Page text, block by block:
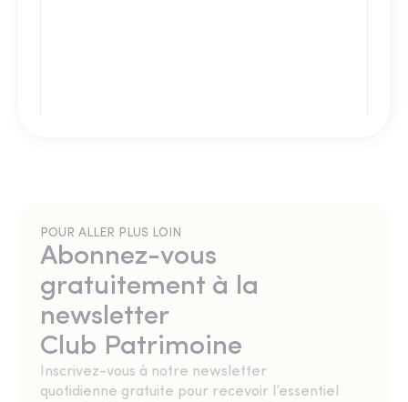
POUR ALLER PLUS LOIN
Abonnez-vous
gratuitement à la
newsletter
Club Patrimoine
Inscrivez-vous à notre newsletter
quotidienne gratuite pour recevoir l’essentiel